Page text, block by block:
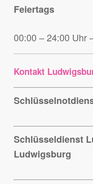
Feiertags
00:00 – 24:00 Uhr
Kontakt
Schlüsseldienst
Ludwigsburg